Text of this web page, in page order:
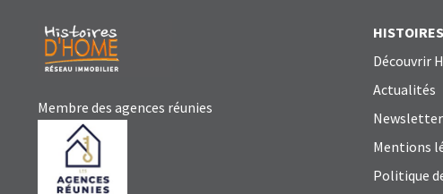
Membre des agences réunies
Découvrir
Actualités
Newsletter
Mentions
Politique